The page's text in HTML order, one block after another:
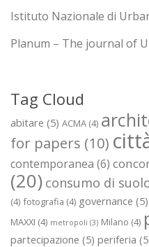
Istituto Nazionale di
Planum – The journal of
Tag Cloud
abitare (5) ACMA (4)
for papers (10)
contemporanea (6)
(20) consumo di
(4) fotografia (4) governance (5)
MAXXI (4) metropoli (3) Milano (4)
partecipazione (5) periferia